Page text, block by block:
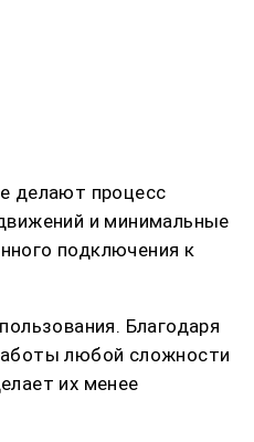
делают процесс
и минимальные
подключения к
Благодаря
любой сложности
их менее